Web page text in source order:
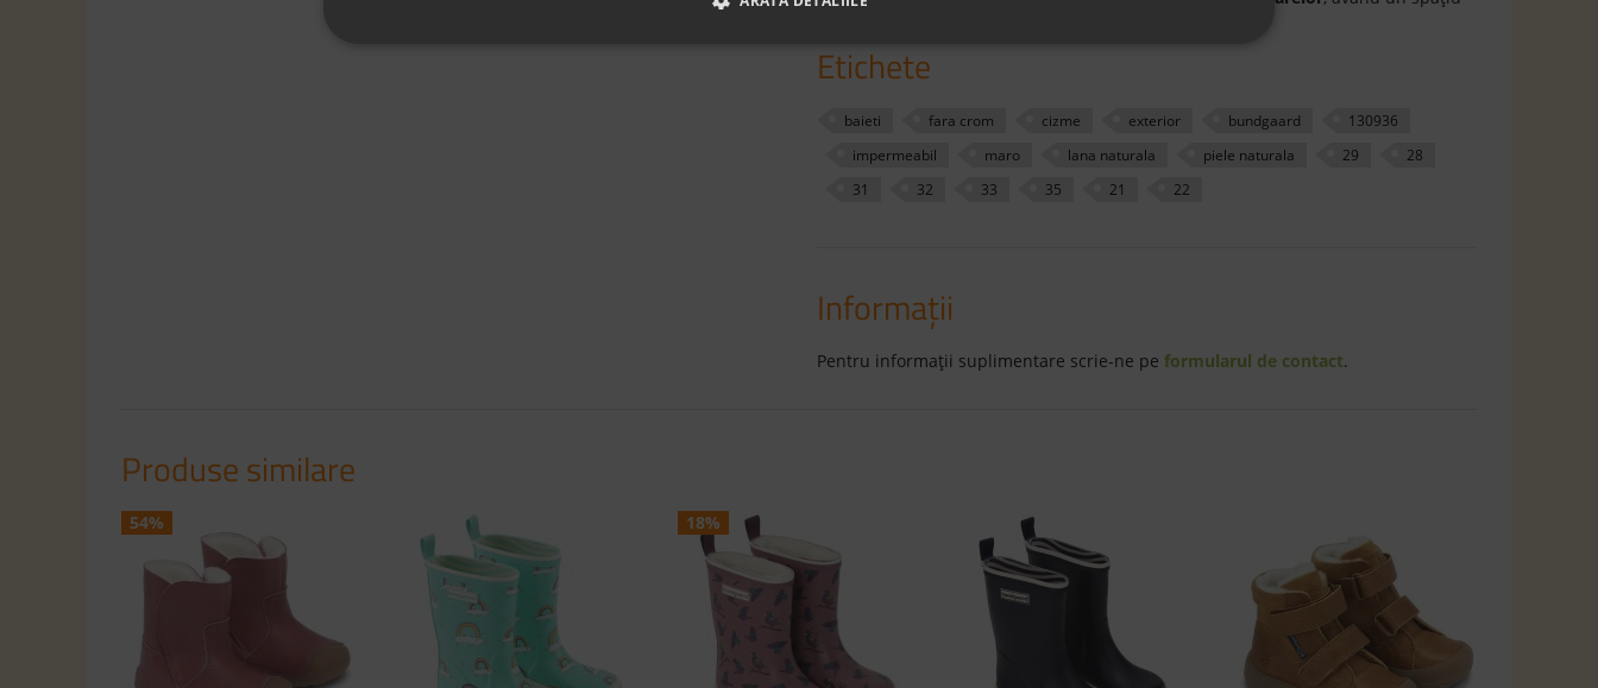
Etichete
baieti fara crom cizme exterior bundgaard
130936
impermeabil
maro lana naturala piele naturala 29
28
31
32 33 35 21 22
Informaţii
Pentru informaţii suplimentare scrie-ne pe formularul de contact.
Produse similare
54% 18%